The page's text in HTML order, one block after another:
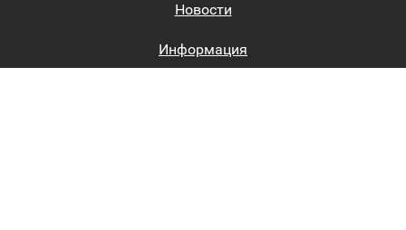
Новости
Информация